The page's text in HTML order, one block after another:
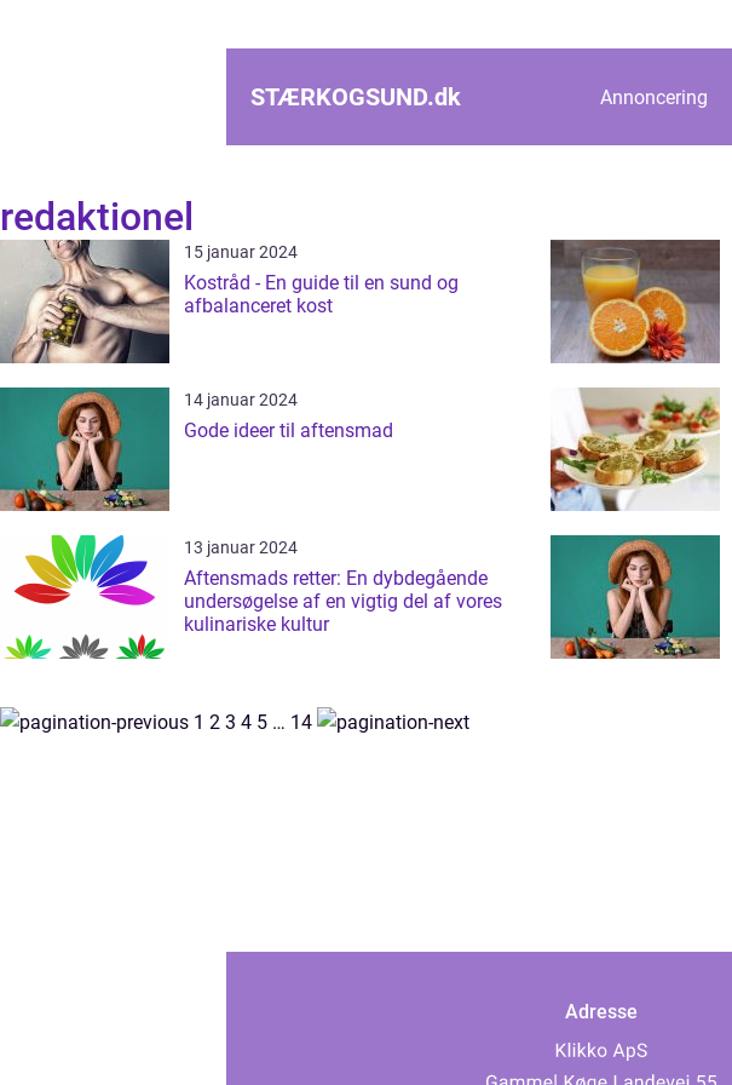
STÆRKOGSUND.dk Annoncering
redaktionel
15 januar 2024
Kostråd - En guide til en sund og
afbalanceret kost
14 januar 2024
Gode ideer til aftensmad
13 januar 2024
Aftensmads retter: En dybdegående
undersøgelse af en vigtig del af vores
kulinariske kultur
1 2 3 4 5 … 14
Adresse